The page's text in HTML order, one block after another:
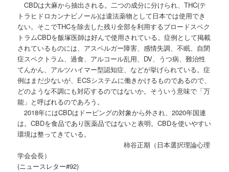
CBDは大麻から抽出される。二つの成分に分けられ、THC(テ
トラヒドロカンナビノール)は違法薬物として日本では使用でき
ない。そこでTHCを除去した残り全部を利用するブロードスペク
トラムCBDを飯塚医師は好んで使用されている。症例として掲載
されているものには、アスペルガー障害、感情失調、不眠、自閉
症スペクトラム、過食、アルコール乱用、DV、うつ病、難治性
てんかん、アルツハイマー型認知症、などが挙げられている。症
例はまだ少ないが、ECSシステムに働きかけるものであるので、
どのような不調にも対応するのではないか。そういう意味で「万
能」と呼ばれるのであろう。
2018年にはCBDはドーピングの対象から外され、2020年国連
は。CBDを食品であり医薬品ではないと表明。CBDを使いやすい
環境は整ってきている。
柿谷正期（日本選択理論心理
学会会長）
(ニュースレター#92)